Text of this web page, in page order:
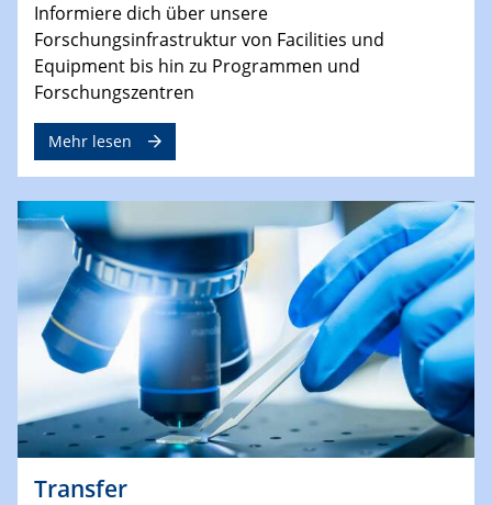
Informiere dich über unsere
Forschungsinfrastruktur von Facilities und
Equipment bis hin zu Programmen und
Forschungszentren
Mehr lesen
Transfer